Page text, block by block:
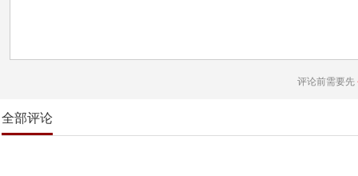
评论前需要先
全部评论